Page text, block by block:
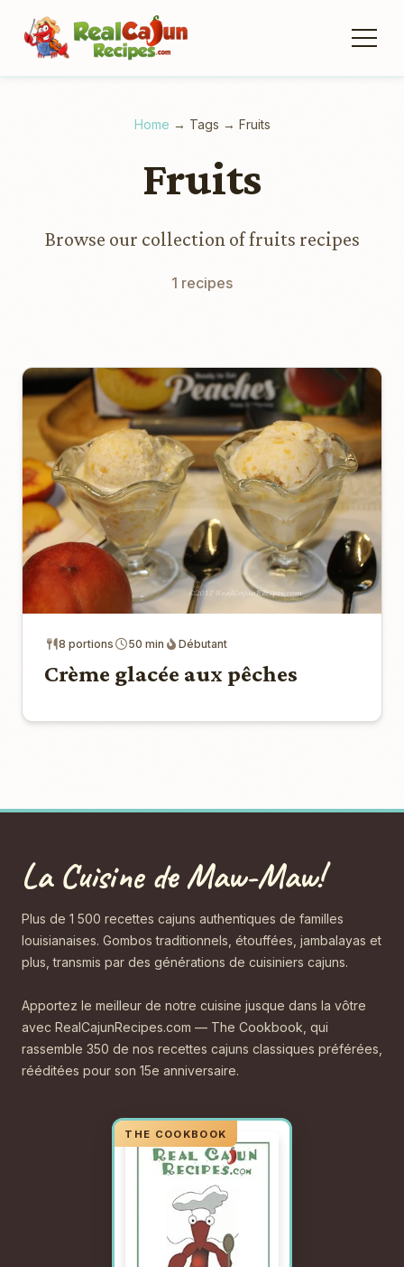
Home → Tags → Fruits
Fruits
Browse our collection of fruits recipes
1 recipes
8 portions 50 min Débutant
Crème glacée aux pêches
La Cuisine de Maw-Maw!
Plus de 1 500 recettes cajuns authentiques de familles
louisianaises. Gombos traditionnels, étouffées, jambalayas et
plus, transmis par des générations de cuisiniers cajuns.
Apportez le meilleur de notre cuisine jusque dans la vôtre
avec RealCajunRecipes.com — The Cookbook, qui
rassemble 350 de nos recettes cajuns classiques préférées,
rééditées pour son 15e anniversaire.